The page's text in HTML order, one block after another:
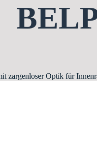
zargenloser Optik für